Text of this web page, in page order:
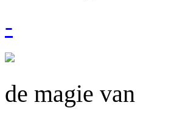
-
de magie van